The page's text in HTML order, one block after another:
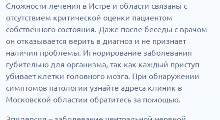
Сложности лечения в Истре и области связаны с
отсутствием критической оценки пациентом
собственного состояния. Даже после беседы с врачом
он отказывается верить в диагноз и не признает
наличия проблемы. Игнорирование заболевания
губительно для организма, так как каждый приступ
убивает клетки головного мозга. При обнаружении
симптомов патологии узнайте адреса клиник в
Московской областии обратитесь за помощью.